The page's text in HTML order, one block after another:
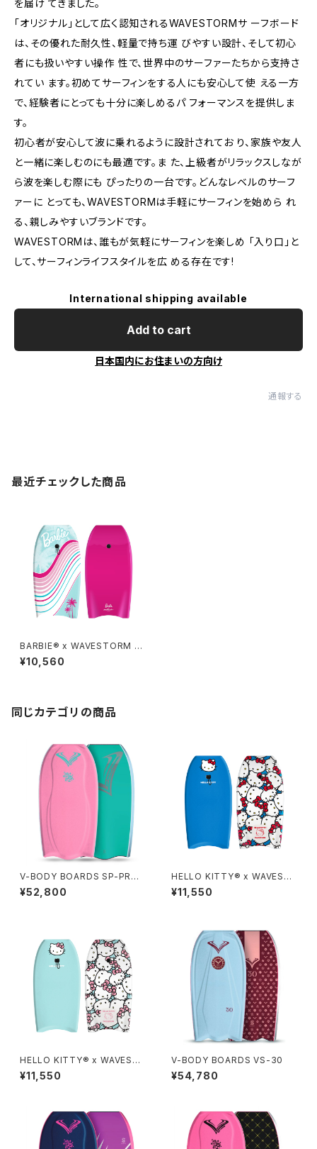
を届け てきました。
「オリジナル」として広く認知されるWAVESTORMサ ーフボード
は、その優れた耐久性、軽量で持ち運 びやすい設計、そして初心
者にも扱いやすい操作 性で、世界中のサーファーたちから支持さ
れてい ます。初めてサーフィンをする人にも安心して使 える一方
で、経験者にとっても十分に楽しめるパ フォーマンスを提供しま
す。
初心者が安心して波に乗れるように設計されてお り、家族や友人
と一緒に楽しむのにも最適です。ま た、上級者がリラックスしなが
ら波を楽しむ際にも ぴったりの一台です。どんなレベルのサーフ
ァーに とっても、WAVESTORMは手軽にサーフィンを始めら れ
る、親しみやすいブランドです。
WAVESTORMは、誰もが気軽にサーフィンを楽しめ 「入り口」と
して、サーフィンライフスタイルを広 める存在です!
International shipping available
Add to cart
日本国内にお住まいの方向け
通報する
最近チェックした商品
BARBIE® x WAVESTORM 3
6in Bodyboard
¥10,560
同じカテゴリの商品
V-BODY BOARDS SP-PRO I
X 2026モデル - サクラピンク
¥52,800
HELLO KITTY® x WAVEST
ORM 36in Bodyboard - NA
VY BLUE
¥11,550
HELLO KITTY® x WAVEST
ORM 36in Bodyboard - Tur
quoise
¥11,550
V-BODY BOARDS VS-30
¥54,780